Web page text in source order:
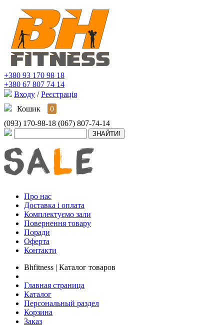
+380 93 170 98 18
+380 67 807 74 14
Входу / Реєстрація
Кошик
0
(093) 170-98-18 (067) 807-74-14
Про нас
Доставка і оплата
Комплектуємо зали
Повернення товару
Поради
Оферта
Контакти
Bhfitness | Каталог товаров
Главная страница
Каталог
Персональный раздел
Корзина
Заказ